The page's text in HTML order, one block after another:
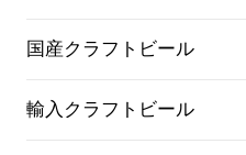
国産クラフトビール
輸入クラフトビール